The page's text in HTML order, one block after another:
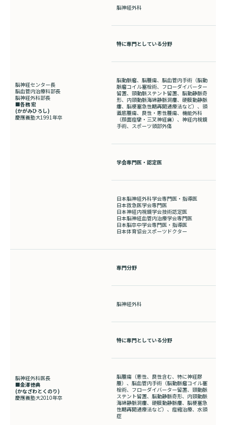
脳神経センター長
脳血管内治療科部長
脳神経外科部長
■各務 宏
(かがみひろし)
慶應義塾大1991年卒
脳神経外科
特に専門としている分野
脳動脈瘤、脳腫瘍、脳血管内手術（脳動
脈瘤コイル塞栓術、フローダイバーター
留置、頸動脈ステント留置、脳動静脈奇
形、内頸動脈海綿静脈洞瘻、硬膜動静脈
瘻、脳梗塞急性期再開通療法など）、頭
蓋底腫瘍、良性・悪性腫瘍、機能外科
（顔面痙攣・三叉神経痛）、神経内視鏡
手術、スポーツ頭部外傷
学会専門医・認定医
日本脳神経外科学会専門医・指導医
日本救急医学会専門医
日本神経内視鏡学会技術認定医
日本脳神経血管内治療学会専門医
日本脳卒中学会専門医・指導医
日本体育協会スポーツドクター
脳神経外科医長
■金澤徳典
(かなざわとくのり)
慶應義塾大2010年卒
専門分野
脳神経外科
特に専門としている分野
脳腫瘍（悪性、良性含む、特に神経膠
腫）、脳血管内手術（脳動脈瘤コイル塞
栓術、フローダイバーター留置、頸動脈
ステント留置、脳動静脈奇形、内頸動脈
海綿静脈洞瘻、硬膜動静脈瘻、脳梗塞急
性期再開通療法など）、痙縮治療、水頭
症